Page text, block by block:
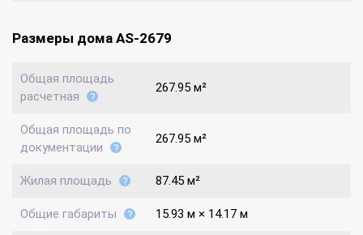
Размеры дома AS-2679
Общая площадь
расчетная
267.95 м²
Общая площадь по
документации
267.95 м²
Жилая площадь 87.45 м²
Общие габариты 15.93 м × 14.17 м